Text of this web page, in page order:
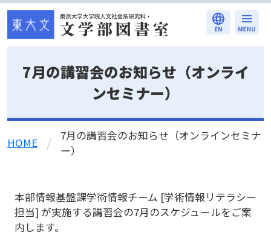
本文へ移動
7月の講習会のお知らせ（オンライ
ンセミナー）
HOME /
7月の講習会のお知らせ（オンラインセミナ
ー）
本部情報基盤課学術情報チーム [学術情報リテラシー
担当] が実施する講習会の7月のスケジュールをご案
内します。